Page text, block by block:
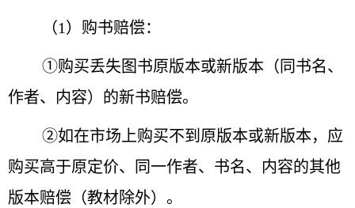
（1）购书赔偿：
①购买丢失图书原版本或新版本（同书名、
作者、内容）的新书赔偿。
②如在市场上购买不到原版本或新版本，应
购买高于原定价、同一作者、书名、内容的其他
版本赔偿（教材除外）。